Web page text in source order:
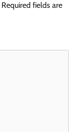
Required fields are